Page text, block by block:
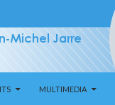
MULTIMEDIA